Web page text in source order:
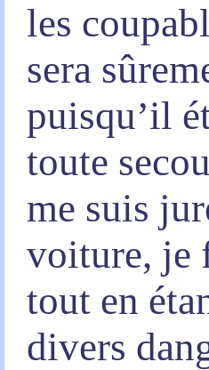
les
sera
puisqu’il
toute
me suis
voiture, je
tout en
divers